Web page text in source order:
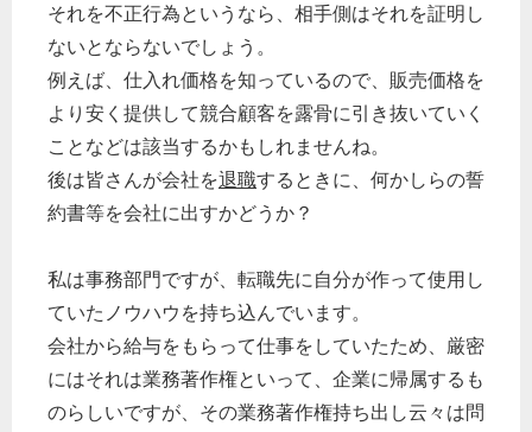
それを不正行為というなら、相手側はそれを証明し
ないとならないでしょう。
例えば、仕入れ価格を知っているので、販売価格を
より安く提供して競合顧客を露骨に引き抜いていく
ことなどは該当するかもしれませんね。
後は皆さんが会社を退職するときに、何かしらの誓
約書等を会社に出すかどうか？
私は事務部門ですが、転職先に自分が作って使用し
ていたノウハウを持ち込んでいます。
会社から給与をもらって仕事をしていたため、厳密
にはそれは業務著作権といって、企業に帰属するも
のらしいですが、その業務著作権持ち出し云々は問